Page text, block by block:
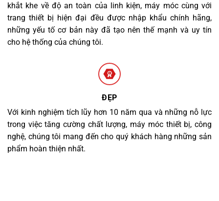
khắt khe về độ an toàn của linh kiện, máy móc cùng với
trang thiết bị hiện đại đều được nhập khẩu chính hãng,
những yếu tố cơ bản này đã tạo nên thế mạnh và uy tín
cho hệ thống của chúng tôi.
ĐẸP
Với kinh nghiệm tích lũy hơn 10 năm qua và những nỗ lực
trong việc tăng cường chất lượng, máy móc thiết bị, công
nghệ, chúng tôi mang đến cho quý khách hàng những sản
phẩm hoàn thiện nhất.